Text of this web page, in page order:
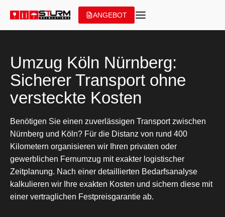
Inhalt
springen
ANGEBOT
Umzug Köln Nürnberg:
Sicherer Transport ohne
versteckte Kosten
Benötigen Sie einen zuverlässigen Transport zwischen
Nürnberg und Köln? Für die Distanz von rund 400
Kilometern organisieren wir Ihren privaten oder
gewerblichen Fernumzug mit exakter logistischer
Zeitplanung. Nach einer detaillierten Bedarfsanalyse
kalkulieren wir Ihre exakten Kosten und sichern diese mit
einer vertraglichen Festpreisgarantie ab.